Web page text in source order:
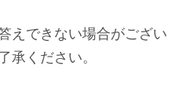
えできない場合がござい
承ください。